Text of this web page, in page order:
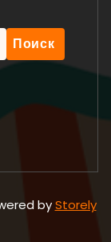
byStorely